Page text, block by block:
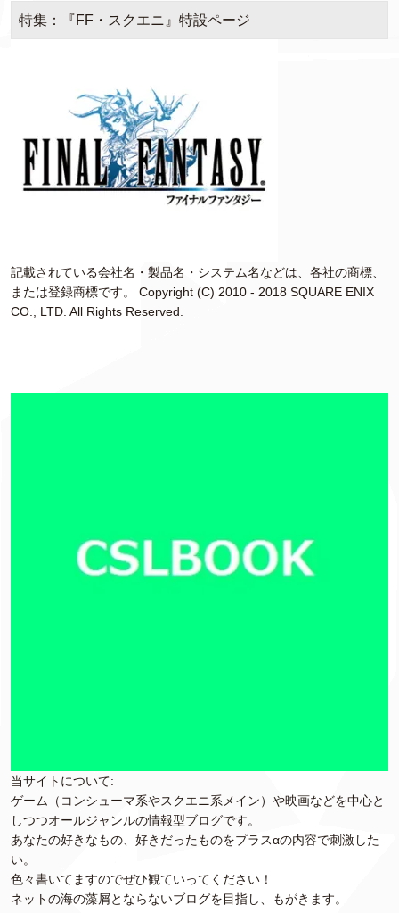
特集：『FF・スクエニ』特設ページ
記載されている会社名・製品名・システム名などは、各社の商標、
または登録商標です。 Copyright (C) 2010 - 2018 SQUARE ENIX
CO., LTD. All Rights Reserved.
当サイトについて:
ゲーム（コンシューマ系やスクエニ系メイン）や映画などを中心と
しつつオールジャンルの情報型ブログです。
あなたの好きなもの、好きだったものをプラスαの内容で刺激した
い。
色々書いてますのでぜひ観ていってください！
ネットの海の藻屑とならないブログを目指し、もがきます。